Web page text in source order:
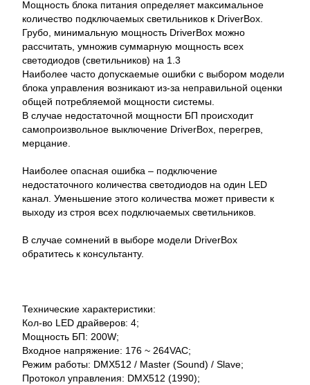
Мощность блока питания определяет максимальное
количество подключаемых светильников к DriverBox.
Грубо, минимальную мощность DriverBox можно
рассчитать, умножив суммарную мощность всех
светодиодов (светильников) на 1.3
Наиболее часто допускаемые ошибки с выбором модели
блока управления возникают из-за неправильной оценки
общей потребляемой мощности системы.
В случае недостаточной мощности БП происходит
самопроизвольное выключение DriverBox, перегрев,
мерцание.
Наиболее опасная ошибка – подключение
недостаточного количества светодиодов на один LED
канал. Уменьшение этого количества может привести к
выходу из строя всех подключаемых светильников.
В случае сомнений в выборе модели DriverBox
обратитесь к консультанту.
Технические характеристики:
Кол-во LED драйверов: 4;
Мощность БП: 200W;
Входное напряжение: 176 ~ 264VAC;
Режим работы: DMX512 / Master (Sound) / Slave;
Протокол управления: DMX512 (1990);